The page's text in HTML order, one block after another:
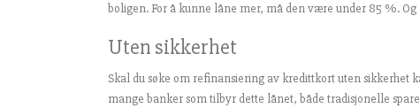
boligen. For å kunne låne mer, må den være under 85 %.
Uten sikkerhet
Skal du søke om refinansiering av kredittkort uten sikkerhet
mange banker som tilbyr dette lånet, både tradisjonelle